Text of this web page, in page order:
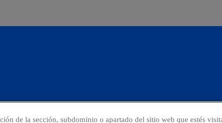
de la sección, subdominio o apartado del sitio web que estés